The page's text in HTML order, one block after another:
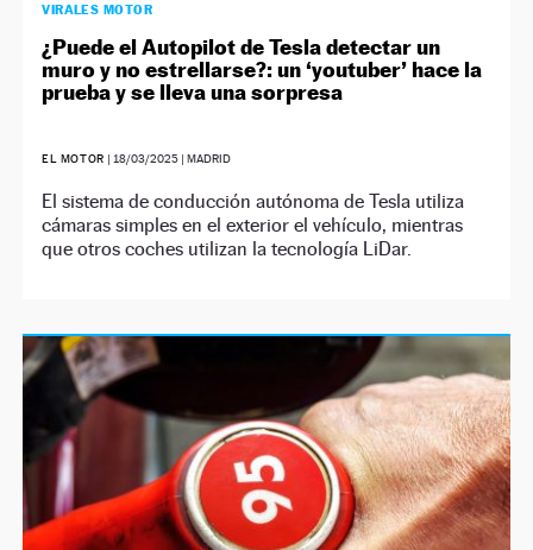
VIRALES MOTOR
¿Puede el Autopilot de Tesla detectar un
muro y no estrellarse?: un ‘youtuber’ hace la
prueba y se lleva una sorpresa
EL MOTOR | 18/03/2025| MADRID
El sistema de conducción autónoma de Tesla utiliza
cámaras simples en el exterior el vehículo, mientras
que otros coches utilizan la tecnología LiDar.